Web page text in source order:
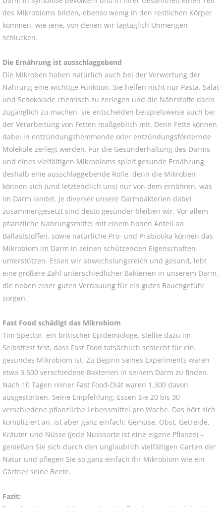
des Mikrobioms bilden, ebenso wenig in den restlichen Körper
kommen, wie jene, von denen wir tagtäglich Unmengen
schlucken.
Die Ernährung ist ausschlaggebend
Die Mikroben haben natürlich auch bei der Verwertung der
Nahrung eine wichtige Funktion. Sie helfen nicht nur Pasta, Salat
und Schokolade chemisch zu zerlegen und die Nährstoffe darin
zugänglich zu machen, sie entscheiden beispielsweise auch bei
der Verarbeitung von Fetten maßgeblich mit. Denn Fette können
dabei in entzündungshemmende oder entzündungsfördernde
Moleküle zerlegt werden. Für die Gesunderhaltung des Darms
und eines vielfältigen Mikrobioms spielt gesunde Ernährung
deshalb eine ausschlaggebende Rolle, denn die Mikroben
können sich (und letztendlich uns) nur von dem ernähren, was
im Darm landet. Je diverser unsere Darmbakterien dabei
zusammengesetzt sind desto gesünder bleiben wir. Vor allem
pflanzliche Nahrungsmittel mit einem hohen Anteil an
Ballaststoffen, sowie natürliche Pro- und Präbiotika können das
Mikrobiom im Darm in seinen schützenden Eigenschaften
unterstützen. Essen wir abwechslungsreich und gesund, lebt
eine größere Zahl unterschiedlicher Bakterien in unserem Darm,
die neben einer guten Verdauung für ein gutes Bauchgefühl
sorgen.
Fast Food schädigt das Mikrobiom
Tim Spector, ein britischer Epidemiologe, stellte dazu im
Selbsttest fest, dass Fast Food tatsächlich schlecht für ein
gesundes Mikrobiom ist. Zu Beginn seines Experiments waren
etwa 3.500 verschiedene Bakterien in seinem Darm zu finden.
Nach 10 Tagen reiner Fast Food-Diät waren 1.300 davon
ausgestorben. Seine Empfehlung: Essen Sie 20 bis 30
verschiedene pflanzliche Lebensmittel pro Woche. Das hört sich
kompliziert an, ist aber ganz einfach: Gemüse, Obst, Getreide,
Kräuter und Nüsse (jede Nusssorte ist eine eigene Pflanze) –
genießen Sie sich durch den unglaublich vielfältigen Garten der
Natur und pflegen Sie so ganz einfach Ihr Mikrobiom wie ein
Gärtner seine Beete.
Fazit: